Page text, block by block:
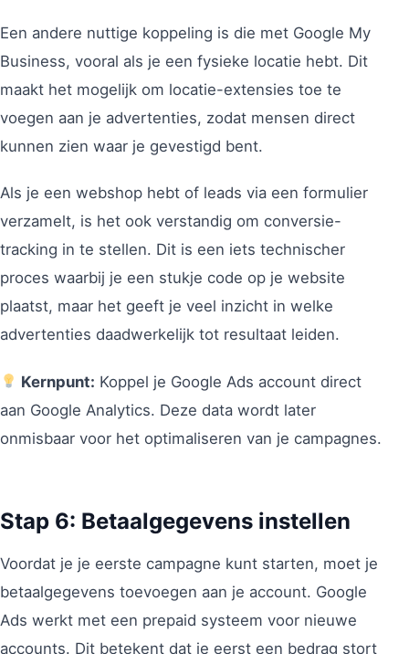
Een andere nuttige koppeling is die met Google My
Business, vooral als je een fysieke locatie hebt. Dit
maakt het mogelijk om locatie-extensies toe te
voegen aan je advertenties, zodat mensen direct
kunnen zien waar je gevestigd bent.
Als je een webshop hebt of leads via een formulier
verzamelt, is het ook verstandig om conversie-
tracking in te stellen. Dit is een iets technischer
proces waarbij je een stukje code op je website
plaatst, maar het geeft je veel inzicht in welke
advertenties daadwerkelijk tot resultaat leiden.
Kernpunt: Koppel je Google Ads account direct
aan Google Analytics. Deze data wordt later
onmisbaar voor het optimaliseren van je campagnes.
Stap 6: Betaalgegevens instellen
Voordat je je eerste campagne kunt starten, moet je
betaalgegevens toevoegen aan je account. Google
Ads werkt met een prepaid systeem voor nieuwe
accounts. Dit betekent dat je eerst een bedrag stort